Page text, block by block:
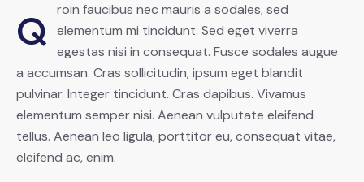
Q
roin faucibus nec mauris a sodales, sed
elementum mi tincidunt. Sed eget viverra
egestas nisi in consequat. Fusce sodales augue
a accumsan. Cras sollicitudin, ipsum eget blandit
pulvinar. Integer tincidunt. Cras dapibus. Vivamus
elementum semper nisi. Aenean vulputate eleifend
tellus. Aenean leo ligula, porttitor eu, consequat vitae,
eleifend ac, enim.